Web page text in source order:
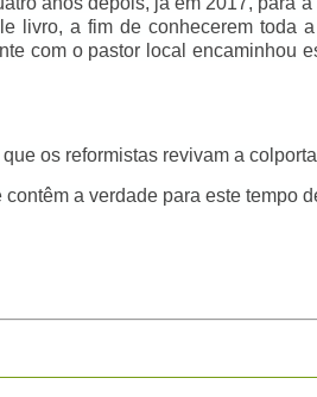
a fim de conhecerem toda
com o pastor local encaminhou
os reformistas revivam a
a verdade para este tempo